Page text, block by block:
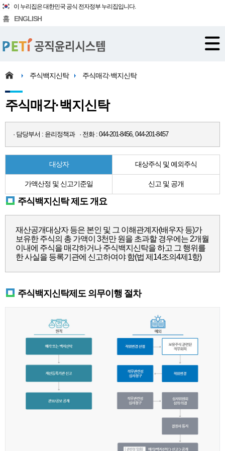
이 누리집은 대한민국 공식 전자정부 누리집입니다.
홈 ENGLISH
주식백지신탁 주식매각·백지신탁
주식매각·백지신탁
· 담당부서 : 윤리정책과 · 전화 : 044-201-8456, 044-201-8457
대상자 대상주식 및 예외주식
가액산정 및 신고기준일 신고 및 공개
주식백지신탁 제도 개요
재산공개대상자 등은 본인 및 그 이해관계자(배우자 등)가
보유한 주식의 총 가액이 3천만 원을 초과할 경우에는 2개월
이내에 주식을 매각하거나 주식백지신탁을 하고 그 행위를
한 사실을 등록기관에 신고하여야 함(법 제14조의4제1항)
주식백지신탁제도 의무이행 절차